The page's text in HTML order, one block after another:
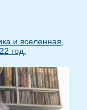
и вселенная,
год.